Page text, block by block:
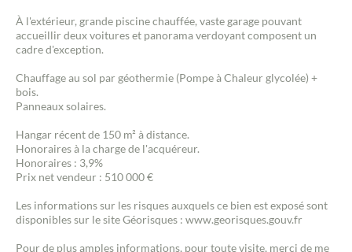
À l'extérieur, grande piscine chauffée, vaste garage pouvant
accueillir deux voitures et panorama verdoyant composent un
cadre d'exception.
Chauffage au sol par géothermie (Pompe à Chaleur glycolée) +
bois.
Panneaux solaires.
Hangar récent de 150 m² à distance.
Honoraires à la charge de l'acquéreur.
Honoraires : 3,9%
Prix net vendeur : 510 000 €
Les informations sur les risques auxquels ce bien est exposé sont
disponibles sur le site Géorisques : www.georisques.gouv.fr
Pour de plus amples informations, pour toute visite, merci de me